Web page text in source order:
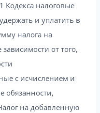
Кодекса налоговые
и уплатить в
налога на
от того,
с исчислением и
обязанности,
на добавленную